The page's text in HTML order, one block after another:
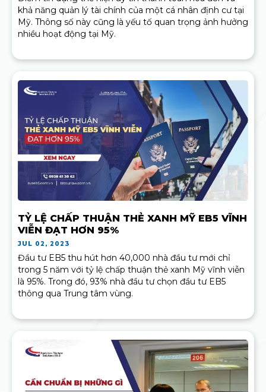
khả năng quản lý tài chính của một cá nhân định cư tại
Mỹ. Thông số này cũng là yếu tố quan trọng ảnh hưởng
nhiều hoạt động tại Mỹ.
TỶ LỆ CHẤP THUẬN THẺ XANH MỸ EB5 VĨNH
VIỄN ĐẠT HƠN 95%
JUL 02, 2023
Đầu tư EB5 thu hút hơn 40,000 nhà đầu tư mới chỉ
trong 5 năm với tỷ lệ chấp thuận thẻ xanh Mỹ vĩnh viễn
là 95%. Trong đó, 93% nhà đầu tư chọn đầu tư EB5
thông qua Trung tâm vùng.